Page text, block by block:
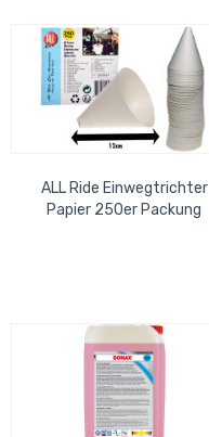
ALL Ride Einwegtrichter
Papier 250er Packung